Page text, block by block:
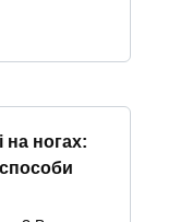
на ногах: